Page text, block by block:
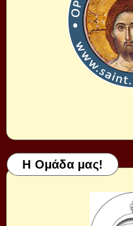
Η Ομάδα μας!